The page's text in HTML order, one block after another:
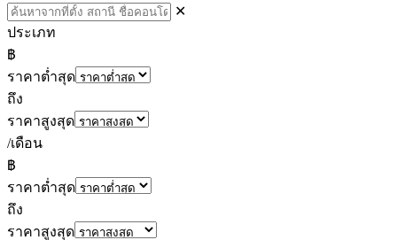
✕
ประเภท
฿
ราคาต่ำสุด
ถึง
ราคาสูงสุด
/เดือน
฿
ราคาต่ำสุด
ถึง
ราคาสูงสุด